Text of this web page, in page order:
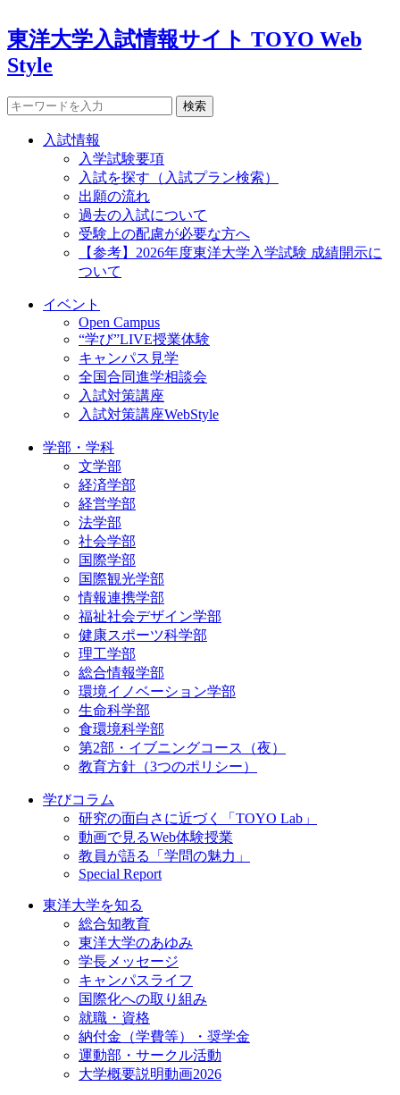
東洋大学入試情報サイト TOYO Web
Style
検索
入試情報
入学試験要項
入試を探す（入試プラン検索）
出願の流れ
過去の入試について
受験上の配慮が必要な方へ
【参考】2026年度東洋大学入学試験 成績開示に
ついて
イベント
Open Campus
“学び”LIVE授業体験
キャンパス見学
全国合同進学相談会
入試対策講座
入試対策講座WebStyle
学部・学科
文学部
経済学部
経営学部
法学部
社会学部
国際学部
国際観光学部
情報連携学部
福祉社会デザイン学部
健康スポーツ科学部
理工学部
総合情報学部
環境イノベーション学部
生命科学部
食環境科学部
第2部・イブニングコース（夜）
教育方針（3つのポリシー）
学びコラム
研究の面白さに近づく「TOYO Lab」
動画で見るWeb体験授業
教員が語る「学問の魅力」
Special Report
東洋大学を知る
総合知教育
東洋大学のあゆみ
学長メッセージ
キャンパスライフ
国際化への取り組み
就職・資格
納付金（学費等）・奨学金
運動部・サークル活動
大学概要説明動画2026